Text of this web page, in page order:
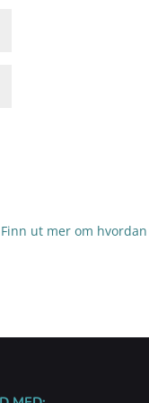
Finn ut mer om